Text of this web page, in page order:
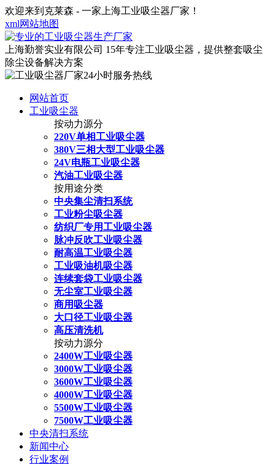
欢迎来到克莱森 - 一家上海工业吸尘器厂家！
xml网站地图
上海勤誉实业有限公司 15年专注工业吸尘器，提供整套吸尘
除尘设备解决方案
网站首页
工业吸尘器
按动力源分
220V单相工业吸尘器
380V三相大型工业吸尘器
24V电瓶工业吸尘器
汽油工业吸尘器
按用途分类
中央集尘清扫系统
工业粉尘吸尘器
纺织厂专用工业吸尘器
脉冲反吹工业吸尘器
耐高温工业吸尘器
工业吸油机吸尘器
连续套袋工业吸尘器
无尘室工业吸尘器
商用吸尘器
大口径工业吸尘器
高压清洗机
按动力源分
2400W工业吸尘器
3000W工业吸尘器
3600W工业吸尘器
4000W工业吸尘器
5500W工业吸尘器
7500W工业吸尘器
中央清扫系统
新闻中心
行业案例